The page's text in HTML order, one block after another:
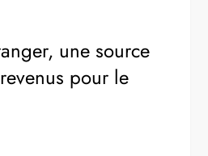
une source
pour le